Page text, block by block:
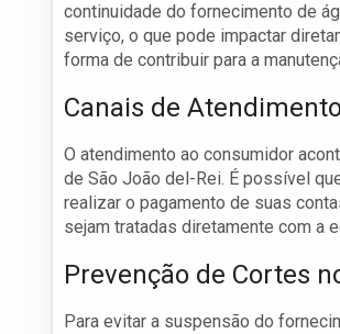
continuidade do fornecimento de
serviço, o que pode impactar
forma de contribuir para a
Canais de
O atendimento ao consumidor
de São João del-Rei. É possível
realizar o pagamento de suas
sejam tratadas diretamente com a
Prevenção de Cortes
Para evitar a suspensão do